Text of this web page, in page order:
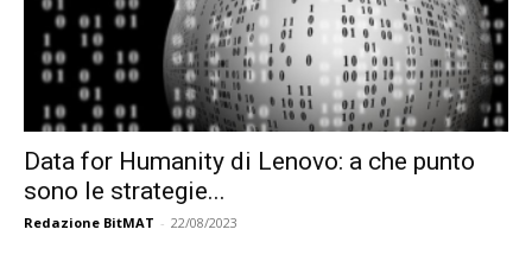
Data for Humanity di Lenovo: a che punto
sono le strategie...
Redazione BitMAT - 22/08/2023